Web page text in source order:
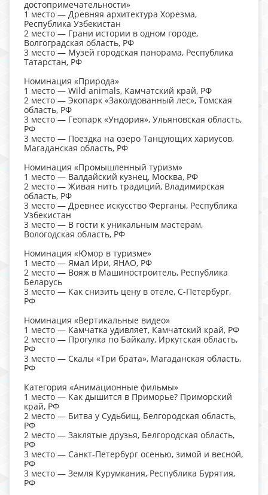
достопримечательности»
1 место — Древняя архитектура Хорезма,
Республика Узбекистан
2 место — Грани истории в одном городе,
Волгоградская область, РФ
3 место — Музей городская панорама, Республика
Татарстан, РФ
Номинация «Природа»
1 место — Wild animals, Камчатский край, РФ
2 место — Экопарк «Заколдованный лес», Томская
область, РФ
3 место — Геопарк «Ундория», Ульяновская область,
РФ
3 место — Поездка на озеро Танцующих хариусов,
Магаданская область, РФ
Номинация «Промышленный туризм»
1 место — Валдайский кузнец, Москва, РФ
2 место — Живая нить традиций, Владимирская
область, РФ
3 место — Древнее искусство Ферганы, Республика
Узбекистан
3 место — В гости к уникальным мастерам,
Вологодская область, РФ
Номинация «Юмор в туризме»
1 место — Ямал Ири, ЯНАО, РФ
2 место — Вояж в Машиностроитель, Республика
Беларусь
3 место — Как снизить цену в отеле, С-Петербург,
РФ
Номинация «Вертикальные видео»
1 место — Камчатка удивляет, Камчатский край, РФ
2 место — Прогулка по Байкалу, Иркутская область,
РФ
3 место — Скалы «Три брата», Магаданская область,
РФ
Категория «Анимационные фильмы»
1 место — Как дышится в Приморье? Приморский
край, РФ
2 место — Битва у Судьбищ, Белгородская область,
РФ
2 место — Заклятые друзья, Белгородская область,
РФ
3 место — Санкт-Петербург осенью, зимой и весной,
РФ
3 место — Земля Курумкания, Республика Бурятия,
РФ